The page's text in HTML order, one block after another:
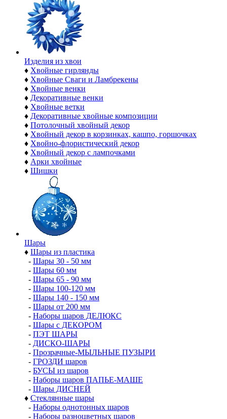
Изделия из хвои
♦ Хвойные гирлянды
♦ Хвойные Сваги и Ламбрекены
♦ Хвойные венки
♦ Декоративные венки
♦ Хвойные ветки
♦ Декоративные хвойные композиции
♦ Потолочный хвойный декор
♦ Хвойный декор в корзинках, кашпо, горшочках
♦ Хвойно-флористический декор
♦ Хвойный декор с лампочками
♦ Арки хвойные
♦ Шишки
Шары
♦ Шары из пластика
- Шары 30 - 50 мм
- Шары 60 мм
- Шары 65 - 90 мм
- Шары 100-120 мм
- Шары 140 - 150 мм
- Шары от 200 мм
- Наборы шаров ДЕЛЮКС
- Шары с ДЕКОРОМ
- ПЭТ ШАРЫ
- ДИСКО-ШАРЫ
- Прозрачные-МЫЛЬНЫЕ ПУЗЫРИ
- ГРОЗДИ шаров
- БУСЫ из шаров
- Наборы шаров ПАПЬЕ-МАШЕ
- Шары ДИСНЕЙ
♦ Стеклянные шары
- Наборы однотонных шаров
- Наборы разноцветных шаров